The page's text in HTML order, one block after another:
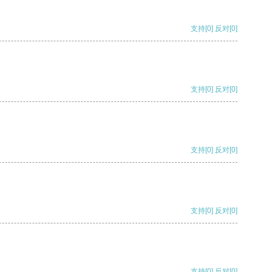
支持[0] 反对[0]
支持[0] 反对[0]
支持[0] 反对[0]
支持[0] 反对[0]